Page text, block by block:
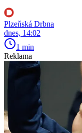
Plzeňská Drbna
dnes, 14:02
1 min
Reklama